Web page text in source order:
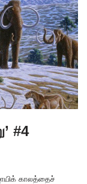
#4
காலத்தைச்